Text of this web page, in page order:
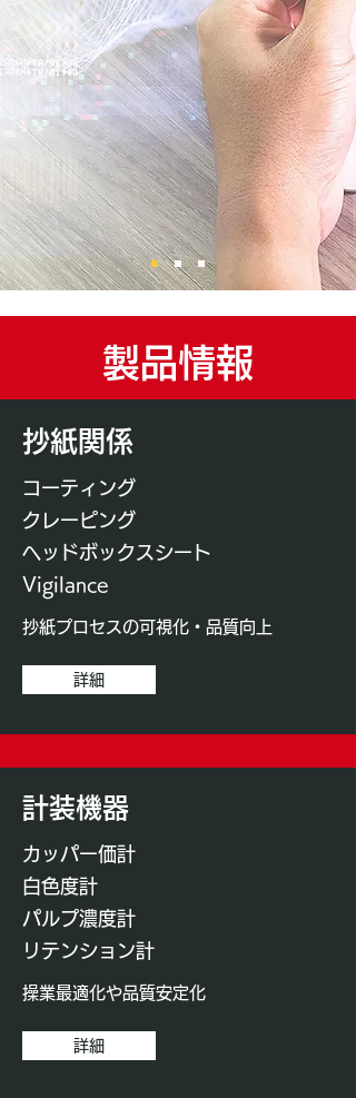
製品情報
抄紙関係
コーティング
クレーピング
​ヘッドボックスシート
Vigilance
抄紙プロセスの可視化・品質向上
詳細
計装機器​
カッパー価計
白色度計
パルプ濃度計
リテンション計
操業最適化や品質安定化
詳細